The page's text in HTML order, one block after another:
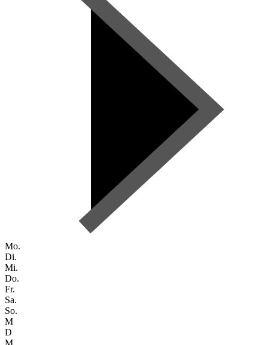
Mo.
Di.
Mi.
Do.
Fr.
Sa.
So.
M
D